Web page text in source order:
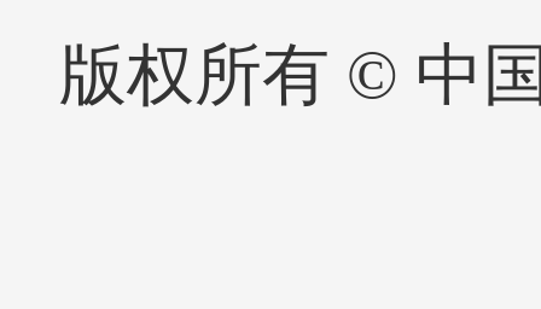
版权所有 © 中